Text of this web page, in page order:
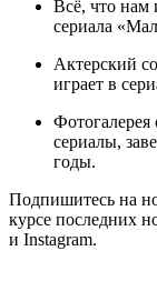
Всё, что нам
сериала
Актерский
играет в
Фотогалерея
сериалы,
годы.
Подпишитесь на
курсе последних
и Instagram.